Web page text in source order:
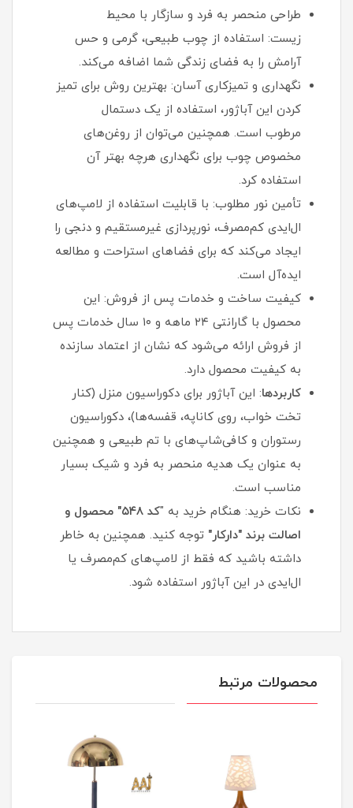
طراحی منحصر به فرد و سازگار با محیط
زیست: استفاده از چوب طبیعی، گرمی و حس
آرامش را به فضای زندگی شما اضافه می‌کند.
نگهداری و تمیزکاری آسان: بهترین روش برای تمیز
کردن این آباژور، استفاده از یک دستمال
مرطوب است. همچنین می‌توان از روغن‌های
مخصوص چوب برای نگهداری هرچه بهتر آن
استفاده کرد.
تأمین نور مطلوب: با قابلیت استفاده از لامپ‌های
ال‌ایدی کم‌مصرف، نورپردازی غیرمستقیم و دنجی را
ایجاد می‌کند که برای فضاهای استراحت و مطالعه
ایده‌آل است.
کیفیت ساخت و خدمات پس از فروش: این
محصول با گارانتی ۲۴ ماهه و ۱۰ سال خدمات پس
از فروش ارائه می‌شود که نشان از اعتماد سازنده
به کیفیت محصول دارد.
کاربردها: این آباژور برای دکوراسیون منزل (کنار
تخت خواب، روی کاناپه، قفسه‌ها)، دکوراسیون
رستوران و کافی‌شاپ‌های با تم طبیعی و همچنین
به عنوان یک هدیه منحصر به فرد و شیک بسیار
مناسب است.
نکات خرید: هنگام خرید به "
کد ۵۴۸" محصول و
اصالت برند "دارکار" توجه کنید. همچنین به خاطر
داشته باشید که فقط از لامپ‌های کم‌مصرف یا
ال‌ایدی در این آباژور استفاده شود.
محصولات مرتبط